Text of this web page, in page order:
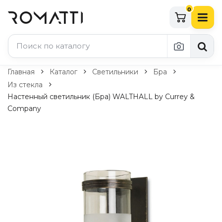
0
Каталог Romatti
Свет и освещение
По типу
Главная Каталог Светильники
Бра
Из стекла
Настенный светильник (Бра) WALTHALL by Currey &
Company